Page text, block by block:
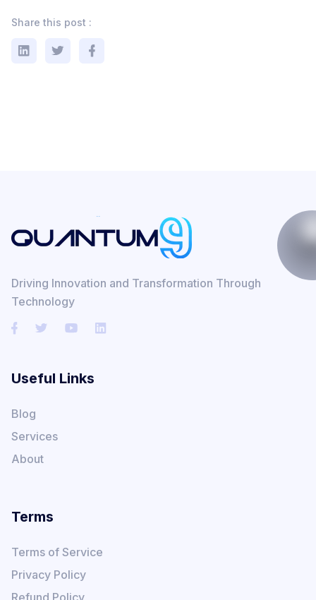
Share this post :
Driving Innovation and Transformation Through
Technology
Useful Links
Blog
Services
About
Terms
Terms of Service
Privacy Policy
Refund Policy